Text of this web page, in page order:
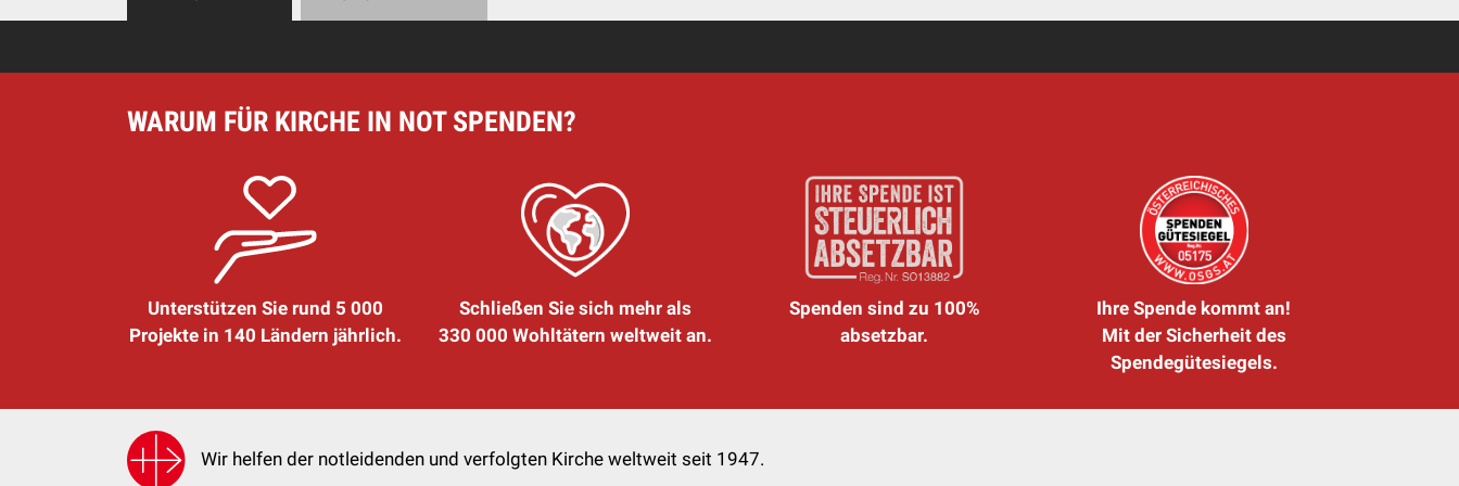
WARUM FÜR KIRCHE IN NOT SPENDEN?
Unterstützen Sie rund 5 000
Projekte in 140 Ländern jährlich.
Schließen Sie sich mehr als
330 000 Wohltätern weltweit an.
Spenden sind zu 100%
absetzbar.
Ihre Spende kommt an!
Mit der Sicherheit des
Spendegütesiegels.
Wir helfen der notleidenden und verfolgten Kirche weltweit seit 1947.